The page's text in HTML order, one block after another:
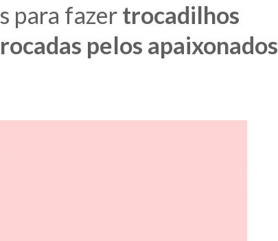
para fazertrocadilhos
pelos apaixonados